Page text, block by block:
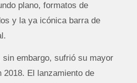
plano, formatos de
y la ya icónica barra de
sin embargo, sufrió su mayor
El lanzamiento de